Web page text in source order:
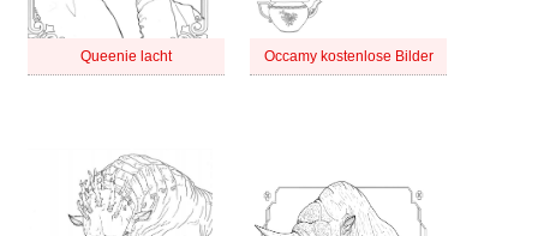
Queenie lacht Occamy kostenlose Bilder